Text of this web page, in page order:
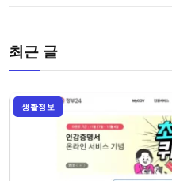
최근 글
생활정보